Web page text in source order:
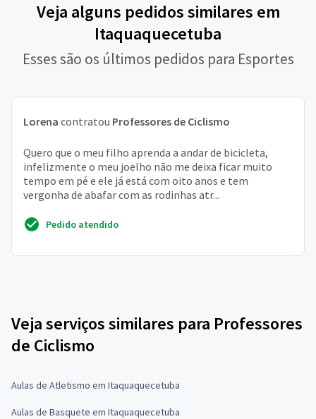
Veja alguns pedidos similares em
Itaquaquecetuba
Esses são os últimos pedidos para Esportes
Lorena contratou Professores de Ciclismo
Quero que o meu filho aprenda a andar de bicicleta,
infelizmente o meu joelho não me deixa ficar muito
tempo em pé e ele já está com oito anos e tem
vergonha de abafar com as rodinhas atr...
Pedido atendido
Veja serviços similares para Professores
de Ciclismo
Aulas de Atletismo em Itaquaquecetuba
Aulas de Basquete em Itaquaquecetuba